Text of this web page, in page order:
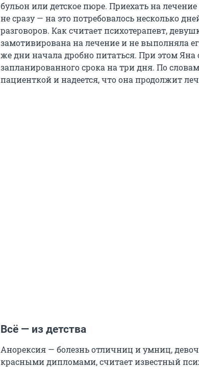
бульон или детское пюре. Приехать на
не сразу — на это потребовалось несколько
разговоров. Как считает психотерапевт,
замотивирована на лечение и не выполняла
же дни начала дробно питаться. При этом
запланированного срока на три дня. По
пациенткой и надеется, что она продолжит
Всё — из детства
Анорексия — болезнь отличниц и умниц,
красными дипломами, считает известный